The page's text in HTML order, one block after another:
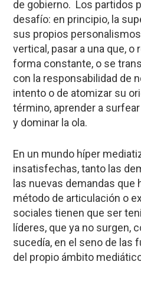
de gobierno. Los partidos
desafío: en principio, la
sus propios
vertical, pasar a una que, o
forma constante, o se
con la responsabilidad de
intento o de atomizar su
término, aprender a
y dominar la ola.
En un mundo híper
insatisfechas, tanto las
las nuevas demandas que
método de articulación o
sociales tienen que ser
líderes, que ya no surgen,
sucedía, en el seno de las
del propio ámbito